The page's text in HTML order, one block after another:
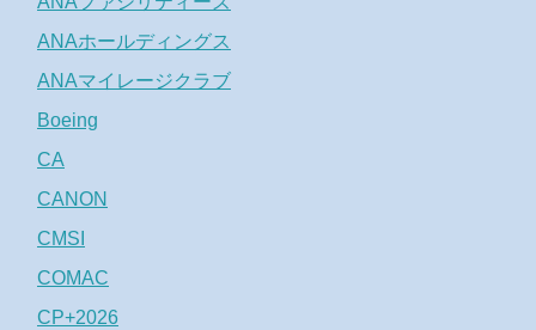
ANAホールディングス
ANAマイレージクラブ
Boeing
CA
CANON
CMSI
COMAC
CP+2026